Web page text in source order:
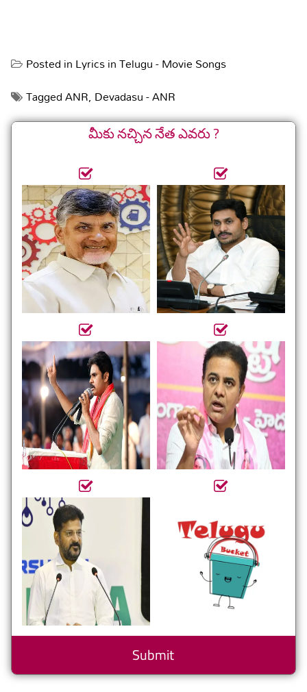
Posted inLyrics in Telugu - Movie Songs
TaggedANR, Devadasu - ANR
మీకు నచ్చిన నేత ఎవరు ?